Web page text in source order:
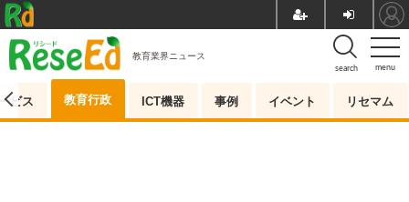
menu
search
教育業界ニュース
ビス 教育行政 ICT機器 事例 イベント リセマム